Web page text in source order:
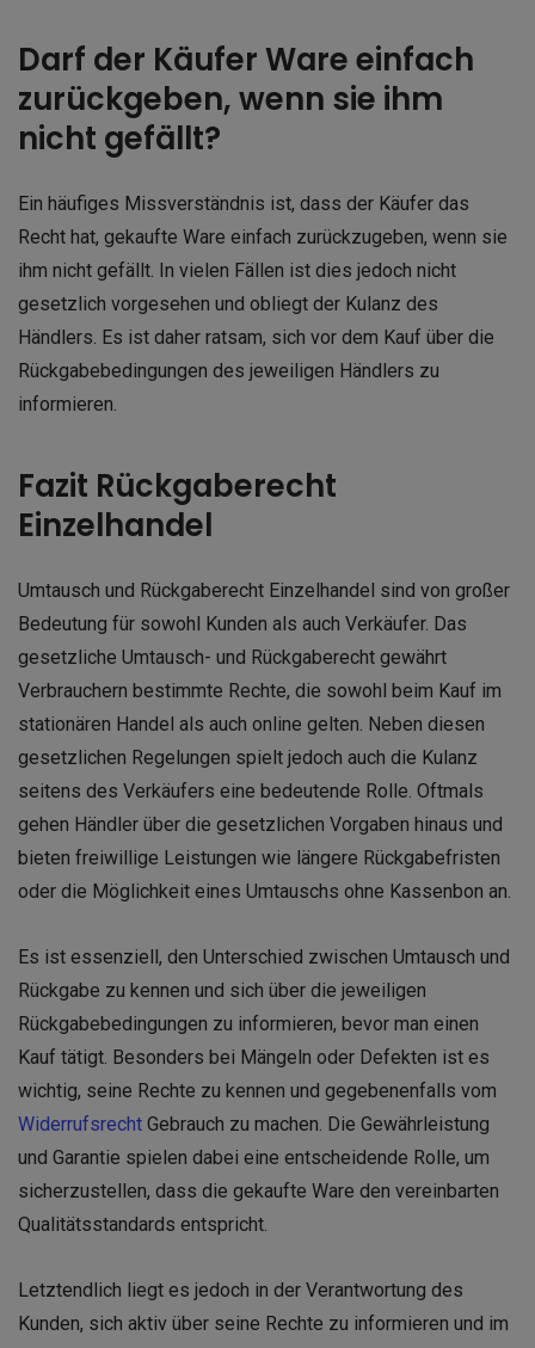
Darf der Käufer Ware einfach
zurückgeben, wenn sie ihm
nicht gefällt?
Ein häufiges Missverständnis ist, dass der Käufer das
Recht hat, gekaufte Ware einfach zurückzugeben, wenn sie
ihm nicht gefällt. In vielen Fällen ist dies jedoch nicht
gesetzlich vorgesehen und obliegt der Kulanz des
Händlers. Es ist daher ratsam, sich vor dem Kauf über die
Rückgabebedingungen des jeweiligen Händlers zu
informieren.
Fazit Rückgaberecht
Einzelhandel
Umtausch und Rückgaberecht Einzelhandel sind von großer
Bedeutung für sowohl Kunden als auch Verkäufer. Das
gesetzliche Umtausch- und Rückgaberecht gewährt
Verbrauchern bestimmte Rechte, die sowohl beim Kauf im
stationären Handel als auch online gelten. Neben diesen
gesetzlichen Regelungen spielt jedoch auch die Kulanz
seitens des Verkäufers eine bedeutende Rolle. Oftmals
gehen Händler über die gesetzlichen Vorgaben hinaus und
bieten freiwillige Leistungen wie längere Rückgabefristen
oder die Möglichkeit eines Umtauschs ohne Kassenbon an.
Es ist essenziell, den Unterschied zwischen Umtausch und
Rückgabe zu kennen und sich über die jeweiligen
Rückgabebedingungen zu informieren, bevor man einen
Kauf tätigt. Besonders bei Mängeln oder Defekten ist es
wichtig, seine Rechte zu kennen und gegebenenfalls vom
Widerrufsrecht Gebrauch zu machen. Die Gewährleistung
und Garantie spielen dabei eine entscheidende Rolle, um
sicherzustellen, dass die gekaufte Ware den vereinbarten
Qualitätsstandards entspricht.
Letztendlich liegt es jedoch in der Verantwortung des
Kunden, sich aktiv über seine Rechte zu informieren und im